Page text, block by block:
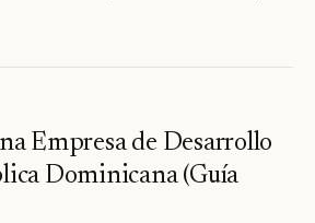
Empresa de Desarrollo
Dominicana (Guía